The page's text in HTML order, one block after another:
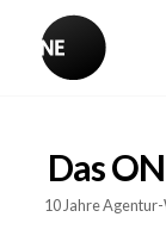
Das
10 Jahre
PR:
Earned